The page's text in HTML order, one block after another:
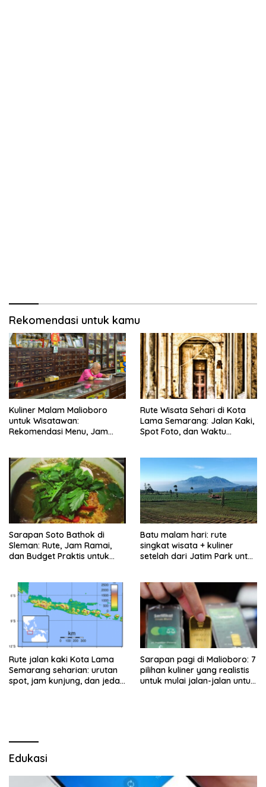
Rekomendasi untuk kamu
Kuliner Malam Malioboro
untuk Wisatawan:
Rekomendasi Menu, Jam
Rute Wisata Sehari di Kota
Lama Semarang: Jalan Kaki,
Spot Foto, dan Waktu
Sarapan Soto Bathok di
Sleman: Rute, Jam Ramai,
dan Budget Praktis untuk
Batu malam hari: rute
singkat wisata + kuliner
setelah dari Jatim Park untuk
Rute jalan kaki Kota Lama
Semarang seharian: urutan
spot, jam kunjung, dan jeda
Sarapan pagi di Malioboro: 7
pilihan kuliner yang realistis
untuk mulai jalan-jalan untuk
Edukasi